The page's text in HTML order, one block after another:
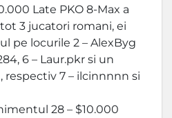
Late PKO 8-Max a
3 jucatori romani, ei
pe locurile 2 – AlexByg
6 – Laur.pkr si un
respectiv 7 – ilcinnnnn si
28 – $10.000